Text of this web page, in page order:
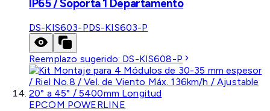
IP65 / Soporta 1 Departamento
DS-KIS603-PDS-KIS603-P
Reemplazo sugerido: DS-KIS608-P
EPCOM POWERLINE